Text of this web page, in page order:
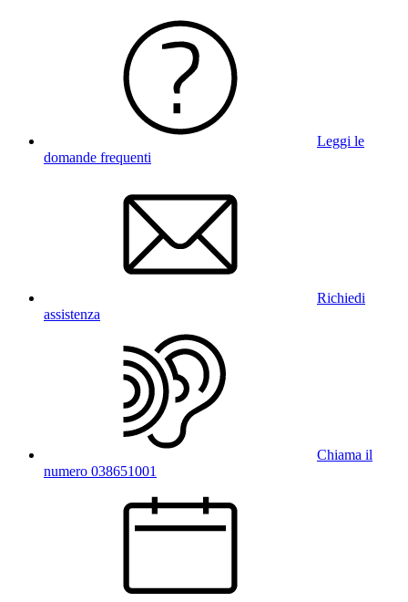
Leggi le
domande frequenti
Richiedi
assistenza
Chiama il
numero 038651001